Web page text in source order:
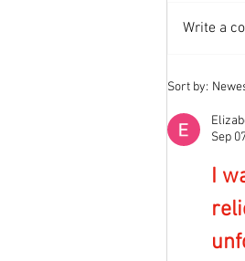
Write a
Sort by:
Sep
I